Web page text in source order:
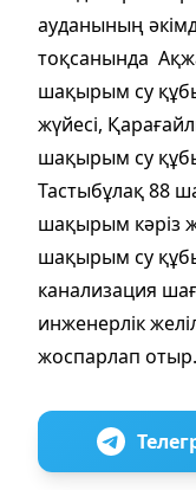
ауданының
тоқсанында
шақырым су
жүйесі,
шақырым су
Тастыбұлақ 88
шақырым кәріз
шақырым су
канализация
инженерлік
жоспарлап отыр.